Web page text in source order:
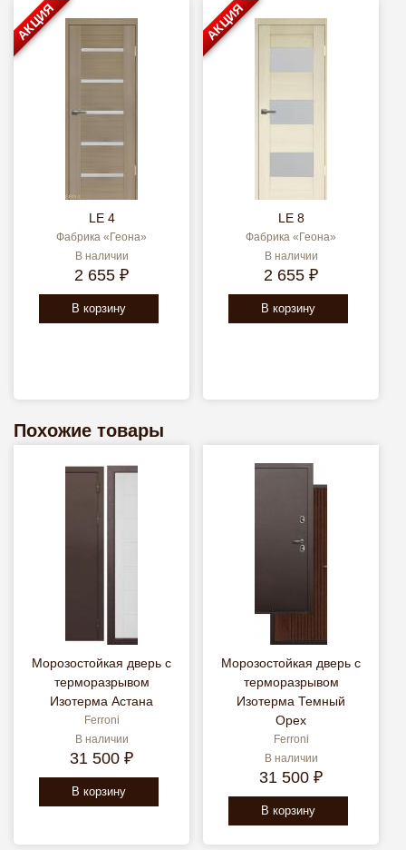
LE 4
Фабрика «Геона»
В наличии
2 655 ₽
В корзину
АКЦИЯ
LE 8
Фабрика «Геона»
В наличии
2 655 ₽
В корзину
АКЦИЯ
Похожие товары
Морозостойкая дверь с
терморазрывом
Изотерма Астана
Ferroni
В наличии
31 500 ₽
В корзину
Морозостойкая дверь с
терморазрывом
Изотерма Темный
Орех
Ferroni
В наличии
31 500 ₽
В корзину